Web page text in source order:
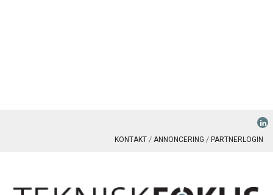
KONTAKT ANNONCERING PARTNERLOGIN